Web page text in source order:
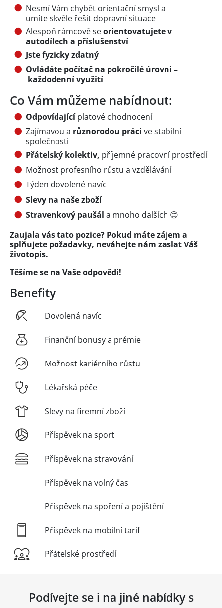
Nesmí Vám chybět orientační smysl a
umíte skvěle řešit dopravní situace
Alespoň rámcově seorientovatujete v
autodílech a příslušenství
Jste fyzicky zdatný
Ovládáte počítač na pokročilé úrovni –
každodenní využití
Co Vám můžeme nabídnout:
Odpovídajícíplatové ohodnocení
Zajímavou a různorodou práci ve stabilní
společnosti
Přátelský kolektiv, příjemné pracovní prostředí
Možnost profesního růstu a vzdělávání
Týden dovolené navíc
Slevy na naše zboží
Stravenkový paušál a mnoho dalších 😊
Zaujala vás tato pozice? Pokud máte zájem a
splňujete požadavky, neváhejte nám zaslat Váš
životopis.
Těšíme se na Vaše odpovědi!
Benefity
Dovolená navíc
Finanční bonusy a prémie
Možnost kariérního růstu
Lékařská péče
Slevy na firemní zboží
Příspěvek na sport
Příspěvek na stravování
Příspěvek na volný čas
Příspěvek na spoření a pojištění
Příspěvek na mobilní tarif
Přátelské prostředí
Podívejte se i na jiné nabídky s